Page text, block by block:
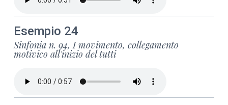
Esempio 24
Sinfonia n. 94, I movimento, collegamento
motivico all'inizio del tutti